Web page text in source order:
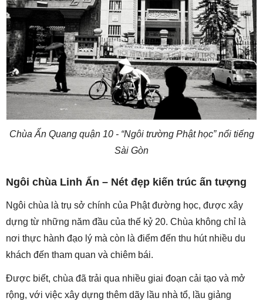
Chùa Ấn Quang quận 10 - “Ngôi trường Phật học” nổi tiếng
Sài Gòn
Ngôi chùa Linh Ẩn – Nét đẹp kiến trúc ấn tượng
Ngôi chùa là trụ sở chính của Phật đường học, được xây
dựng từ những năm đầu của thế kỷ 20. Chùa không chỉ là
nơi thực hành đạo lý mà còn là điểm đến thu hút nhiều du
khách đến tham quan và chiêm bái.
Được biết, chùa đã trải qua nhiều giai đoạn cải tạo và mở
rộng, với việc xây dựng thêm dãy lầu nhà tổ, lầu giảng